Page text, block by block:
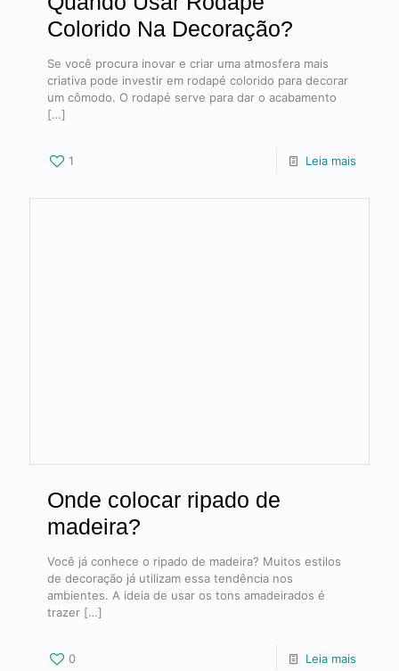
Colorido Na Decoração?
Se você procura inovar e criar uma atmosfera mais
criativa pode investir em rodapé colorido para decorar
um cômodo. O rodapé serve para dar o acabamento
[…]
1 Leia mais
Onde colocar ripado de
madeira?
Você já conhece o ripado de madeira? Muitos estilos
de decoração já utilizam essa tendência nos
ambientes. A ideia de usar os tons amadeirados é
trazer […]
0 Leia mais